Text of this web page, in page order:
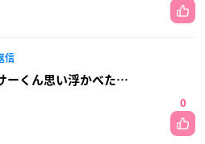
信
ーくん思い浮かべた…
0